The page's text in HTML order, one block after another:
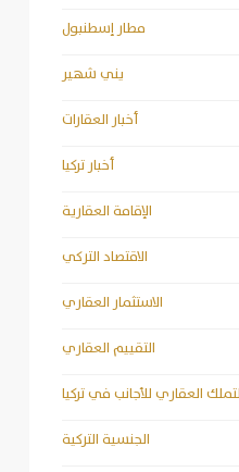
مطار إسطنبول
يني شهير
أخبار العقارات
أخبار تركيا
الإقامة العقارية
الاقتصاد التركي
الاستثمار العقاري
التقييم العقاري
العقاري للأجانب في تركيا
الجنسية التركية